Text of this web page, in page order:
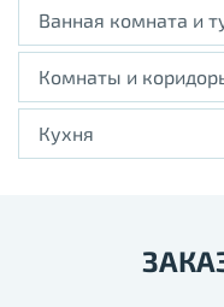
Ванная комната и
Комнаты и
Кухня